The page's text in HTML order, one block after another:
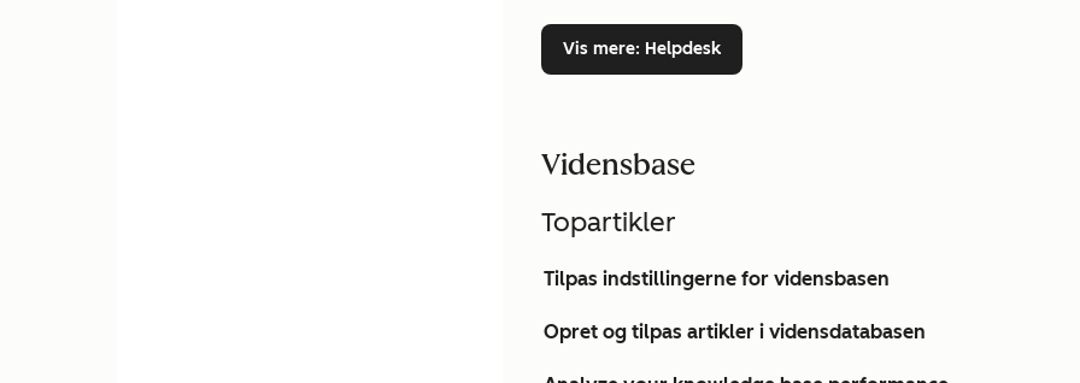
Vis mere: Helpdesk
Vidensbase
Topartikler
Tilpas indstillingerne for vidensbasen
Opret og tilpas artikler i vidensdatabasen